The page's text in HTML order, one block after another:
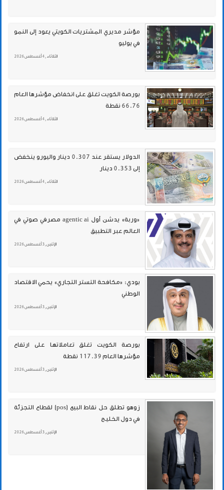
مؤشر مديري المشتريات الكويتي يعود إلى النمو
في يوليو
الثلاثاء , 4 أغسطس 2026
بورصة الكويت تغلق على انخفاض مؤشرها العام
66.76 نقطة
الثلاثاء , 4 أغسطس 2026
الدولار يستقر عند 0.307 دينار واليورو ينخفض
إلى 0.353 دينار
الثلاثاء , 4 أغسطس 2026
«وربة» يدشن أول agentic ai مصرفي صوتي في
العالم عبر التطبيق
الإثنين , 3 أغسطس 2026
بودي: «مكافحة التستر التجاري» يحمي الاقتصاد
الوطني
الإثنين , 3 أغسطس 2026
بورصة الكويت تغلق تعاملاتها على ارتفاع
مؤشرها العام 117.39 نقطة
الإثنين , 3 أغسطس 2026
زوهو تطلق حل نقاط البيع (pos) لقطاع التجزئة
في دول الخليج
الإثنين , 3 أغسطس 2026